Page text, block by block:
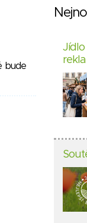
bude
Jídlo